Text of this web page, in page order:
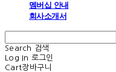
멤버십 안내
회사소개서
Search
검색
Log In 로그인
Cart장바구니